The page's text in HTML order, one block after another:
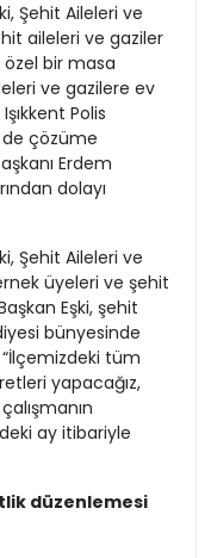
Şehit Aileleri ve
aileleri ve gaziler
bir masa
ve gazilere ev
Polis
de çözüme
Erdem
dolayı
Şehit Aileleri ve
üyeleri ve şehit
Eşki, şehit
bünyesinde
“İlçemizdeki tüm
yapacağız,
ay itibariyle
düzenlemesi